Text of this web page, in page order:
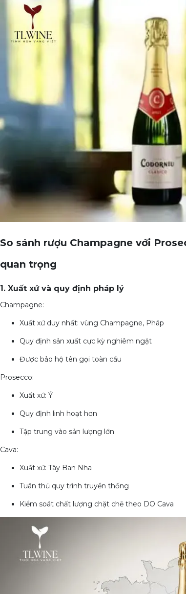
So sánh rượu Champagne với
quan trọng
1. Xuất xứ và quy định pháp lý
Champagne:
Xuất xứ duy nhất: vùng Champagne, Pháp
Quy định sản xuất cực kỳ nghiêm ngặt
Được bảo hộ tên gọi toàn cầu
Prosecco:
Xuất xứ: Ý
Quy định linh hoạt hơn
Tập trung vào sản lượng lớn
Cava:
Xuất xứ: Tây Ban Nha
Tuân thủ quy trình truyền thống
Kiểm soát chất lượng chặt chẽ theo DO Cava